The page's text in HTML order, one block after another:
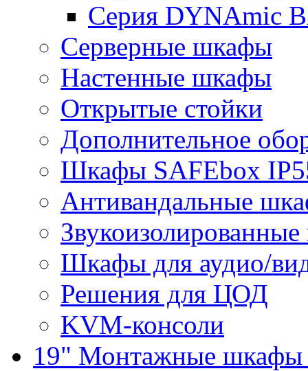
Серия DYNAmic
Серверные шкафы
Настенные шкафы
Открытые стойки
Дополнительное
Шкафы SAFEbox
Антивандальные
Шкафы для аудио/
Решения для ЦОД
KVM-консоли
19" Монтажные шкафы